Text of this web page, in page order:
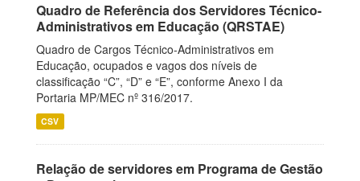
Quadro de Referência dos Servidores Técnico-
Administrativos em Educação (QRSTAE)
Quadro de Cargos Técnico-Administrativos em
Educação, ocupados e vagos dos níveis de
classificação “C”, “D” e “E”, conforme Anexo I da
Portaria MP/MEC nº 316/2017.
CSV
Relação de servidores em Programa de Gestão